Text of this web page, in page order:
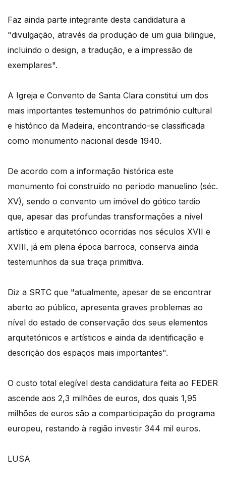
Faz ainda parte integrante desta candidatura a
"divulgação, através da produção de um guia bilingue,
incluindo o design, a tradução, e a impressão de
exemplares".
A Igreja e Convento de Santa Clara constitui um dos
mais importantes testemunhos do património cultural
e histórico da Madeira, encontrando-se classificada
como monumento nacional desde 1940.
De acordo com a informação histórica este
monumento foi construído no período manuelino (séc.
XV), sendo o convento um imóvel do gótico tardio
que, apesar das profundas transformações a nível
artístico e arquitetónico ocorridas nos séculos XVII e
XVIII, já em plena época barroca, conserva ainda
testemunhos da sua traça primitiva.
Diz a SRTC que "atualmente, apesar de se encontrar
aberto ao público, apresenta graves problemas ao
nível do estado de conservação dos seus elementos
arquitetónicos e artísticos e ainda da identificação e
descrição dos espaços mais importantes".
O custo total elegível desta candidatura feita ao FEDER
ascende aos 2,3 milhões de euros, dos quais 1,95
milhões de euros são a comparticipação do programa
europeu, restando à região investir 344 mil euros.
LUSA